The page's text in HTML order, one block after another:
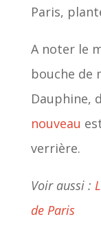
Paris,
A noter le
bouche de
Dauphine,
nouveau
verrière.
Voir aussi :
de Paris